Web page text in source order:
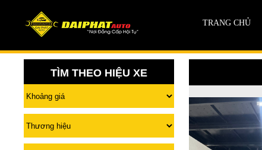
TRANG CHỦ
TÌM THEO HIỆU XE